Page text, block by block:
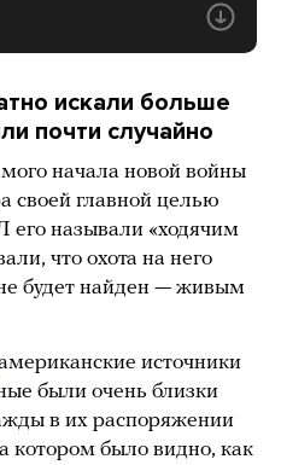
искали больше
почти случайно
начала новой войны
своей главной целью
называли «ходячим
что охота на него
будет найден — живым
источники
были очень близки
в их распоряжении
котором было видно, как